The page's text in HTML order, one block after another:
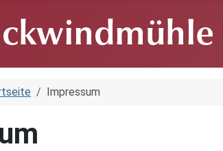
Impressum